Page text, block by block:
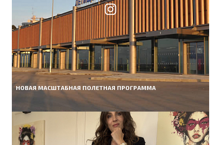
НОВАЯ МАСШТАБНАЯ ПОЛЕТНАЯ ПРОГРАММА